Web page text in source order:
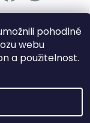
pohodlné
webu
a použitelnost.
vyhrazena.